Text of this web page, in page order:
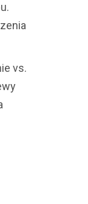
vs.